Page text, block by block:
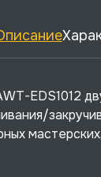
EDS1012